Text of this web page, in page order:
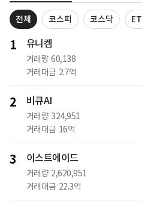
전체 코스피 코스닥
1 유니켐
거래량 60,138
거래대금 2.7억
2 비큐AI
거래량 324,951
거래대금 16억
3 이스트에이드
거래량 2,620,951
거래대금 22.3억